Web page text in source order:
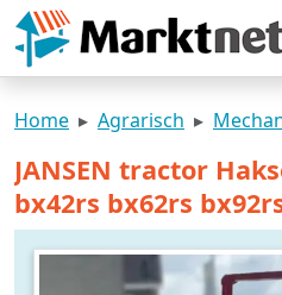
Home Agrarisch
JANSEN tractor
bx42rs bx62rs